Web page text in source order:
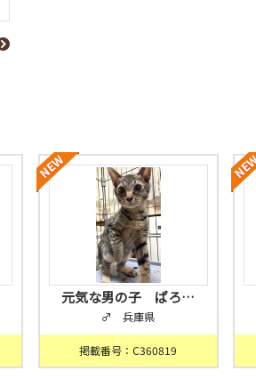
元気な男の子 ぱろ…
♂ 兵庫県
掲載番号：C360819